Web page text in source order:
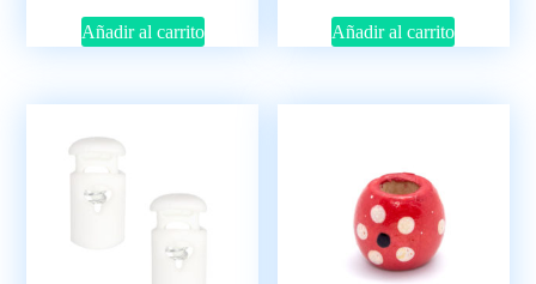
Añadir al carrito Añadir al carrito